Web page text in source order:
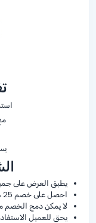
يطبق العرض على
احصل على خصم 25
لا يمكن دمج الخصم
يحق للعميل